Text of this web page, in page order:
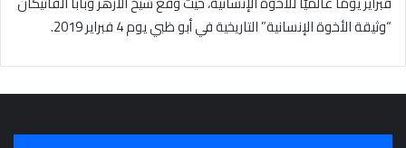
“وثيقة الأخوة الإنسانية” التاريخية في أبو ظبي يوم 4 فبراير 2019.